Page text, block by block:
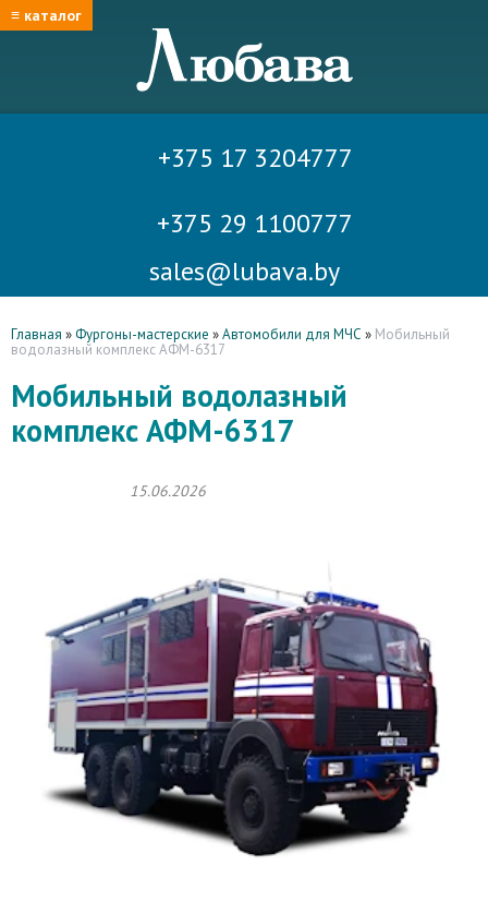
≡ каталог
+375 17 3204777
+375 29 1100777
sales@lubava.by
Главная »Фургоны-мастерские »Автомобили для МЧС » Мобильный
водолазный комплекс АФМ-6317
Мобильный водолазный
комплекс АФМ-6317
15.06.2026